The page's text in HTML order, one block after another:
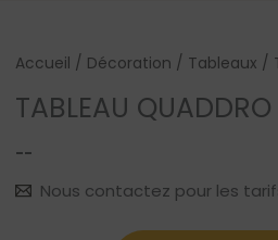
Accueil / Décoration / Tableaux /
TABLEAU
--
Nous contactez pour les